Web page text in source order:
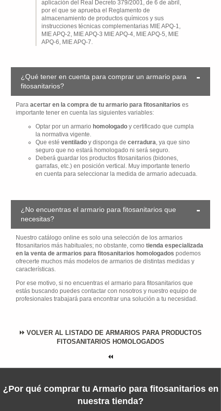
aplicación del Real Decreto 379/2001, de 6 de abril,
por el que se aprueba el Reglamento de
almacenamiento de productos químicos y sus
instrucciones técnicas complementarias MIE APQ-1,
MIE APQ-2, MIE APQ-3 MIE APQ-4, MIE APQ-5, MIE
APQ-6, MIE APQ-7.
¿Qué tener en cuenta para comprar un armario para
fitosanitarios?
Paraacertar en la compra de tu armario para fitosanitarios es
importante tener en cuenta las siguientes variables:
Optar por un armario homologado y certificado que cumpla
la normativa vigente.
Que estéventilado y disponga decerradura, ya que sino
seguro que no estará homologado ni será seguro.
Deberá guardar los productos fitosanitarios (bidones,
garrafas, etc.) en posición vertical. Muy importante tenerlo
en cuenta para seleccionar la medida de armario adecuada.
¿No encuentras el armario para fitosanitarios que
necesitas?
Nuestro catálogo online es solo una selección de los armarios
fitosanitarios más habituales; no obstante, comotienda especializada
en la venta de armarios para fitosanitarios homologados podemos
ofrecerte muchos más modelos de armarios de distintas medidas y
características.
Por ese motivo, si no encuentras el armario para fitosanitarios que
estás buscando puedes contactar con nosotros y nuestro equipo de
profesionales trabajará para encontrar una solución a tu necesidad.
VOLVER AL LISTADO DE ARMARIOS PARA PRODUCTOS
FITOSANITARIOS HOMOLOGADOS
¿Por qué comprar tu Armario para fitosanitarios en
nuestra tienda?